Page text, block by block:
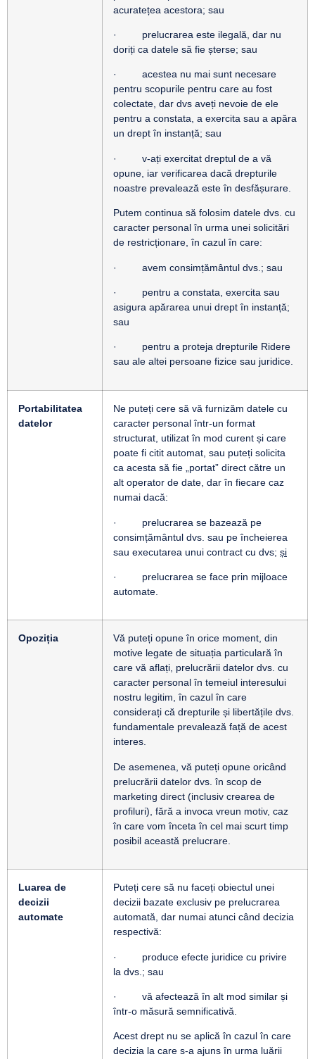
acuratețea acestora; sau
· prelucrarea este ilegală, dar nu
doriți ca datele să fie șterse; sau
· acestea nu mai sunt necesare
pentru scopurile pentru care au fost
colectate, dar dvs aveți nevoie de ele
pentru a constata, a exercita sau a apăra
un drept în instanță; sau
· v-ați exercitat dreptul de a vă
opune, iar verificarea dacă drepturile
noastre prevalează este în desfășurare.
Putem continua să folosim datele dvs. cu
caracter personal în urma unei solicitări
de restricționare, în cazul în care:
· avem consimțământul dvs.; sau
· pentru a constata, exercita sau
asigura apărarea unui drept în instanță;
sau
· pentru a proteja drepturile Ridere
sau ale altei persoane fizice sau juridice.
Portabilitatea
datelor
Ne puteți cere să vă furnizăm datele cu
caracter personal într-un format
structurat, utilizat în mod curent și care
poate fi citit automat, sau puteți solicita
ca acesta să fie „portat” direct către un
alt operator de date, dar în fiecare caz
numai dacă:
· prelucrarea se bazează pe
consimțământul dvs. sau pe încheierea
sau executarea unui contract cu dvs; și
· prelucrarea se face prin mijloace
automate.
Opoziția
Vă puteți opune în orice moment, din
motive legate de situația particulară în
care vă aflați, prelucrării datelor dvs. cu
caracter personal în temeiul interesului
nostru legitim, în cazul în care
considerați că drepturile și libertățile dvs.
fundamentale prevalează față de acest
interes.
De asemenea, vă puteți opune oricând
prelucrării datelor dvs. în scop de
marketing direct (inclusiv crearea de
profiluri), fără a invoca vreun motiv, caz
în care vom înceta în cel mai scurt timp
posibil această prelucrare.
Luarea de
decizii
automate
Puteți cere să nu faceți obiectul unei
decizii bazate exclusiv pe prelucrarea
automată, dar numai atunci când decizia
respectivă:
· produce efecte juridice cu privire
la dvs.; sau
· vă afectează în alt mod similar și
într-o măsură semnificativă.
Acest drept nu se aplică în cazul în care
decizia la care s-a ajuns în urma luării